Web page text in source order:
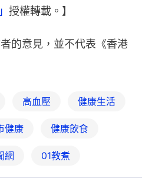
授權轉載。】
的意見，並不代表《香港
高血壓 健康生活
健康 健康飲食
網 01教煮